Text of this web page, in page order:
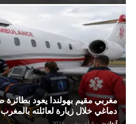
مغربي مقيم بهولندا يعود بطائرة
دماغي خلال زيارة لعائلته بالمغرب